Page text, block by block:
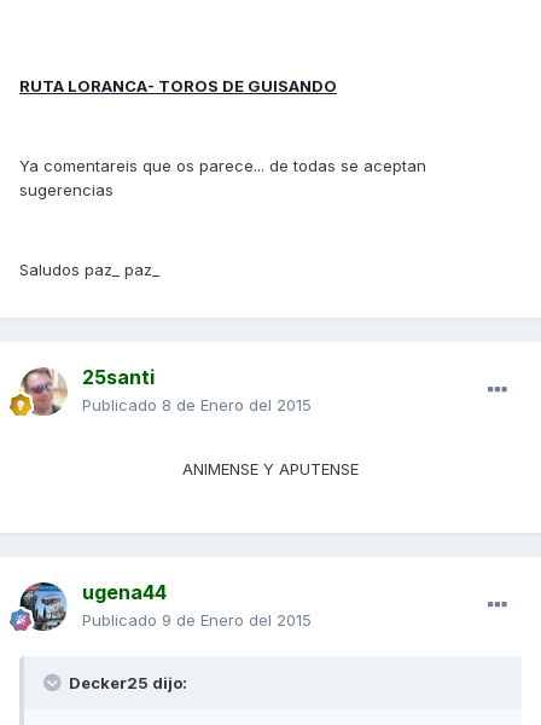
RUTA LORANCA- TOROS DE GUISANDO
Ya comentareis que os parece... de todas se aceptan
sugerencias
Saludos paz_ paz_
25santi
Publicado 8 de Enero del 2015
ANIMENSE Y APUTENSE
ugena44
Publicado 9 de Enero del 2015
Decker25 dijo: